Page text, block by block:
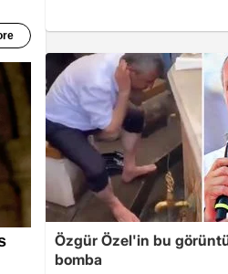
Özgür Özel'in bu
bomba